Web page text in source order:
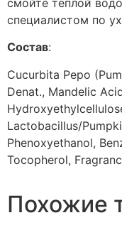
специалистом по
Состав:
Cucurbita Pepo
Denat., Mandelic
Lactobacillus/
Phenoxyethanol,
Tocopherol,
Похожие